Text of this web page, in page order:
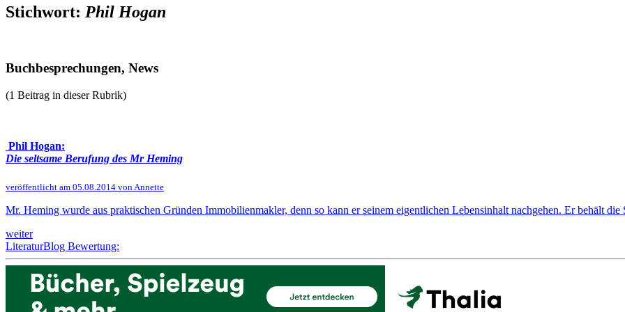
Stichwort: Phil Hogan
Buchbesprechungen, News
(1 Beitrag in dieser Rubrik)
Phil Hogan:
Die seltsame Berufung des Mr Heming
veröffentlicht am 05.08.2014 von Annette
Mr. Heming wurde aus praktischen Gründen Immobilienmakler, denn so kann er seinem eigentlichen Lebensinhalt nachgehen. Er behält
weiter
LiteraturBlog Bewertung: